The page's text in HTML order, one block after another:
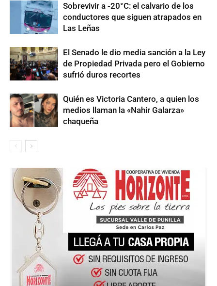
Sobrevivir a -20°C: el calvario de los
conductores que siguen atrapados en
Las Leñas
El Senado le dio media sanción a la Ley
de Propiedad Privada pero el Gobierno
sufrió duros recortes
Quién es Victoria Cantero, a quien los
medios llaman la «Nahir Galarza»
chaqueña